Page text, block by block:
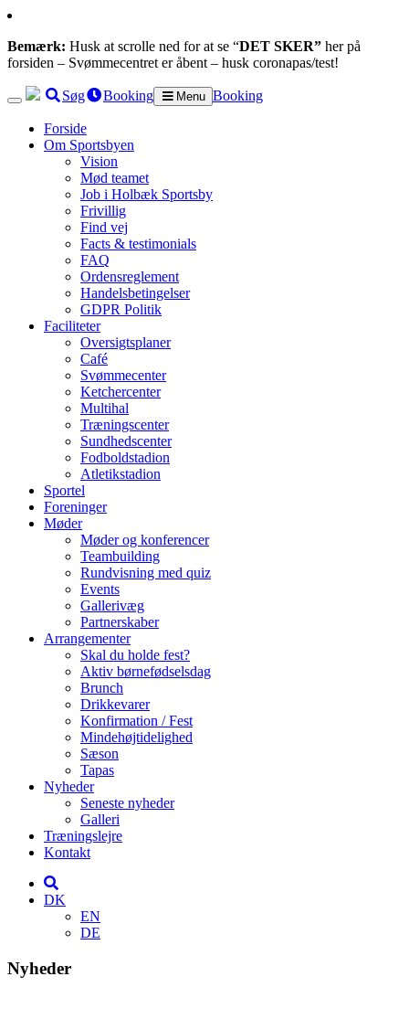
Bemærk: Husk at scrolle ned for at se “DET SKER” her på
forsiden – Svømmecentret er åbent – husk coronapas/test!
Søg Booking Menu Booking
Forside
Om Sportsbyen
Vision
Mød teamet
Job i Holbæk Sportsby
Frivillig
Find vej
Facts & testimonials
FAQ
Ordensreglement
Handelsbetingelser
GDPR Politik
Faciliteter
Oversigtsplaner
Café
Svømmecenter
Ketchercenter
Multihal
Træningscenter
Sundhedscenter
Fodboldstadion
Atletikstadion
Sportel
Foreninger
Møder
Møder og konferencer
Teambuilding
Rundvisning med quiz
Events
Gallerivæg
Partnerskaber
Arrangementer
Skal du holde fest?
Aktiv børnefødselsdag
Brunch
Drikkevarer
Konfirmation / Fest
Mindehøjtidelighed
Sæson
Tapas
Nyheder
Seneste nyheder
Galleri
Træningslejre
Kontakt
DK
EN
DE
Nyheder